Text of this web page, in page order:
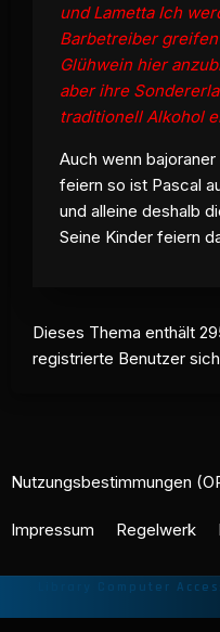
und Lametta Ich
Barbetreiber
Glühwein hier
aber ihre
traditionell Alkohol
Auch wenn
feiern so ist Pascal
und alleine deshalb
Seine Kinder feiern
Dieses Thema enthält
registrierte Benutzer
Nutzungsbestimmungen
Impressum Regelwerk